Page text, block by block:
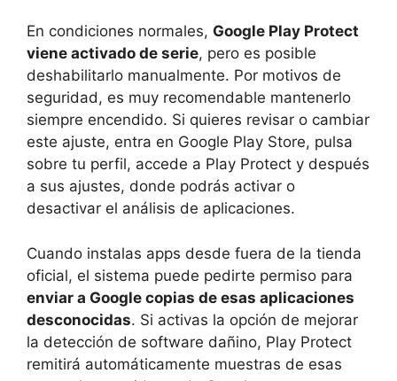
En condiciones normales, Google Play Protect
viene activado de serie, pero es posible
deshabilitarlo manualmente. Por motivos de
seguridad, es muy recomendable mantenerlo
siempre encendido. Si quieres revisar o cambiar
este ajuste, entra en Google Play Store, pulsa
sobre tu perfil, accede a Play Protect y después
a sus ajustes, donde podrás activar o
desactivar el análisis de aplicaciones.
Cuando instalas apps desde fuera de la tienda
oficial, el sistema puede pedirte permiso para
enviar a Google copias de esas aplicaciones
desconocidas. Si activas la opción de mejorar
la detección de software dañino, Play Protect
remitirá automáticamente muestras de esas